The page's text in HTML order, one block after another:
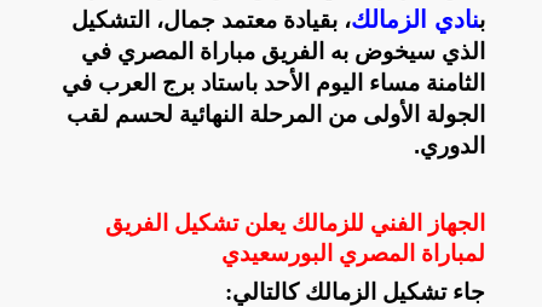
بنادي الزمالك، بقيادة معتمد جمال، التشكيل
الذي سيخوض به الفريق مباراة المصري في
الثامنة مساء اليوم الأحد باستاد برج العرب في
الجولة الأولى من المرحلة النهائية لحسم لقب
الدوري.
الجهاز الفني للزمالك يعلن تشكيل الفريق
لمباراة المصري البورسعيدي
جاء تشكيل الزمالك كالتالي: